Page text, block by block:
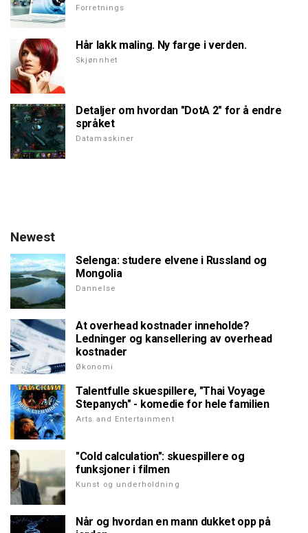
Forretnings
Hår lakk maling. Ny farge i verden.
Skjønnhet
Detaljer om hvordan "DotA 2" for å endre
språket
Datamaskiner
Newest
Selenga: studere elvene i Russland og
Mongolia
Dannelse
At overhead kostnader inneholde?
Ledninger og kansellering av overhead
kostnader
Økonomi
Talentfulle skuespillere, "Thai Voyage
Stepanych" - komedie for hele familien
Arts and Entertainment
"Cold calculation": skuespillere og
funksjoner i filmen
Kunst og underholdning
Når og hvordan en mann dukket opp på